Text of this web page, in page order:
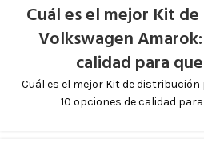
Cuál es el mejor Kit
Volkswagen
calidad para
Cuál es el mejor Kit de
10 opciones de calidad